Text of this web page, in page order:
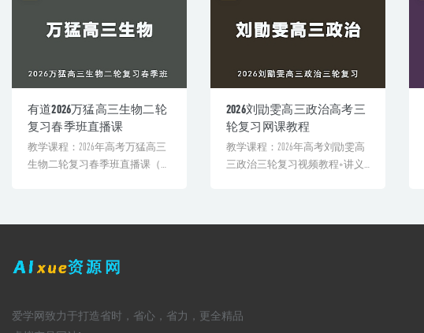
有道2026万猛高三生物二轮
复习春季班直播课
教学课程：2026年高考万猛高三
生物二轮复习春季班直播课（配
2026刘勖雯高三政治高考三
轮复习网课教程
教学课程：2026年高考刘勖雯高
三政治三轮复习视频教程+讲义
爱学网致力于打造省时，省心，省力，更全精品